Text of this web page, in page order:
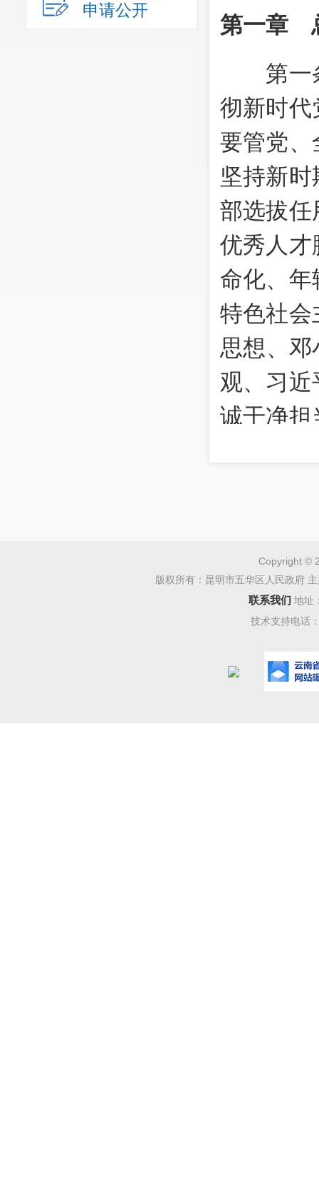
申请公开
第一章
第一条
彻新时代
要管党、
坚持新
部选拔任
优秀人才
命化、年
特色社会
思想、邓
观、习近
诚干净担
例。
第二条
（一）
Copyright ©
版权所有：昆明市五华区人民政府
联系我们 地址
技术支持电话